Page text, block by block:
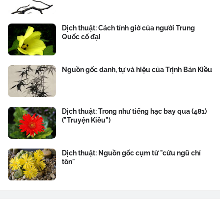
Dịch thuật: Cách tính giờ của người Trung
Quốc cổ đại
Nguồn gốc danh, tự và hiệu của Trịnh Bản Kiều
Dịch thuật: Trong như tiếng hạc bay qua (481)
("Truyện Kiều")
Dịch thuật: Nguồn gốc cụm từ "cửu ngũ chí
tôn"